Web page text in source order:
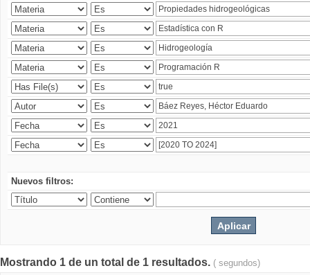
Nuevos filtros:
Mostrando 1 de un total de 1 resultados. ( segundos)